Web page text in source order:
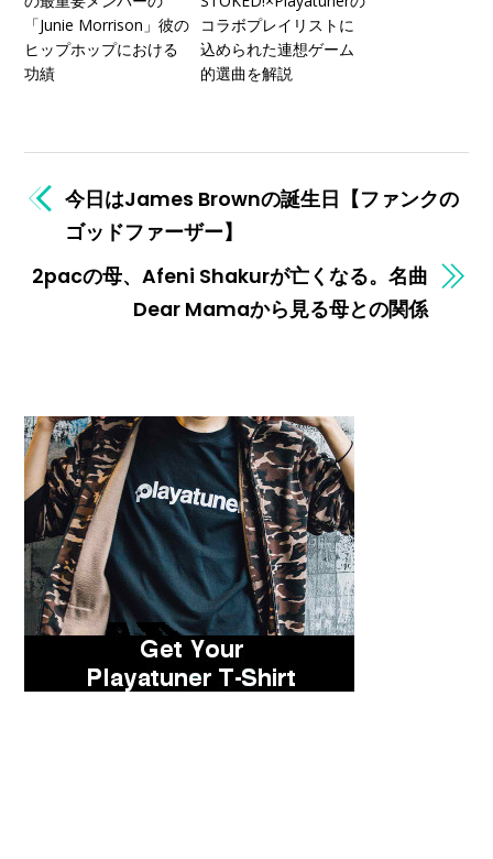
「Junie Morrison」彼の
ヒップホップにおける
功績
コラボプレイリストに
込められた連想ゲーム
的選曲を解説
今日はJames Brownの誕生日【ファンクの
ゴッドファーザー】
2pacの母、Afeni Shakurが亡くなる。名曲
Dear Mamaから見る母との関係